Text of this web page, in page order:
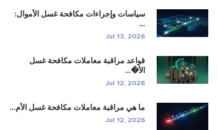
سياسات وإجراءات مكافحة غسل الأموال:
...
Jul 13, 2026
قواعد مراقبة معاملات مكافحة غسل
الأ�...
Jul 12, 2026
ما هي مراقبة معاملات مكافحة غسل الأم...
Jul 12, 2026